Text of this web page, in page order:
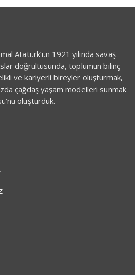
Atatürk’ün 1921 yılında savaş
doğrultusunda, toplumun bilinç
ve kariyerli bireyler oluşturmak,
çağdaş yaşam modelleri sunmak
oluşturduk.